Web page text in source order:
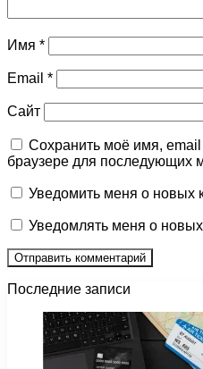
Имя *
Email *
Сайт
Сохранить моё имя, email
браузере для последующих
Уведомить меня о новых
Уведомлять меня о новых
Последние записи